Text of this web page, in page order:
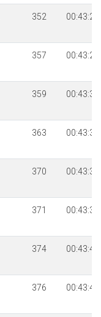
352 00:43:24
357 00:43:29
359 00:43:33
363 00:43:34
370 00:43:38
371 00:43:38
374 00:43:44
376 00:43:46